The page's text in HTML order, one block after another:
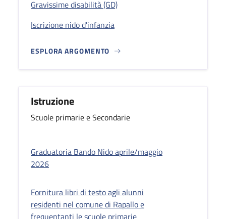
Gravissime disabilità (GD)
Iscrizione nido d'infanzia
ESPLORA ARGOMENTO
Istruzione
Scuole primarie e Secondarie
Graduatoria Bando Nido aprile/maggio
2026
Fornitura libri di testo agli alunni
residenti nel comune di Rapallo e
frequentanti le scuole primarie